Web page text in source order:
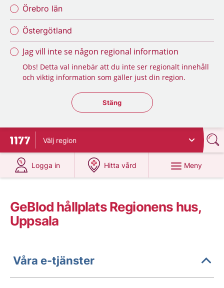
Örebro län
Östergötland
Jag vill inte se någon regional information
Obs! Detta val innebär att du inte ser regionalt innehåll
och viktig information som gäller just din region.
Stäng regionsväljaren
Stäng
Till startsidan för 1177
Välj region
Logga in
på 1177.se
Hitta vård
på 1177.se
Meny
GeBlod hållplats Regionens hus,
Uppsala
Våra e-tjänster